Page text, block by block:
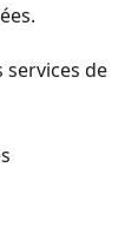
de